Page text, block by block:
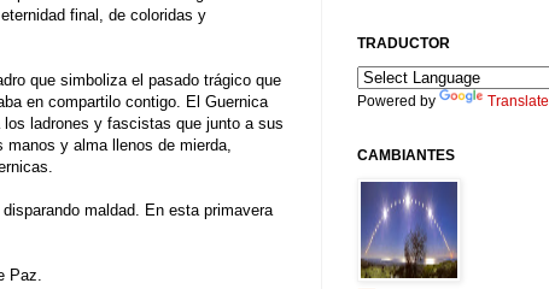
final, de coloridas y
que simboliza el pasado trágico que
en compartilo contigo. El Guernica
ladrones y fascistas que junto a sus
y alma llenos de mierda,
maldad. En esta primavera
Paz.
TRADUCTOR
Powered by Translate
CAMBIANTES